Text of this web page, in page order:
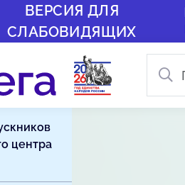
ВЕРСИЯ ДЛЯ
СЛАБОВИДЯЩИХ
центра